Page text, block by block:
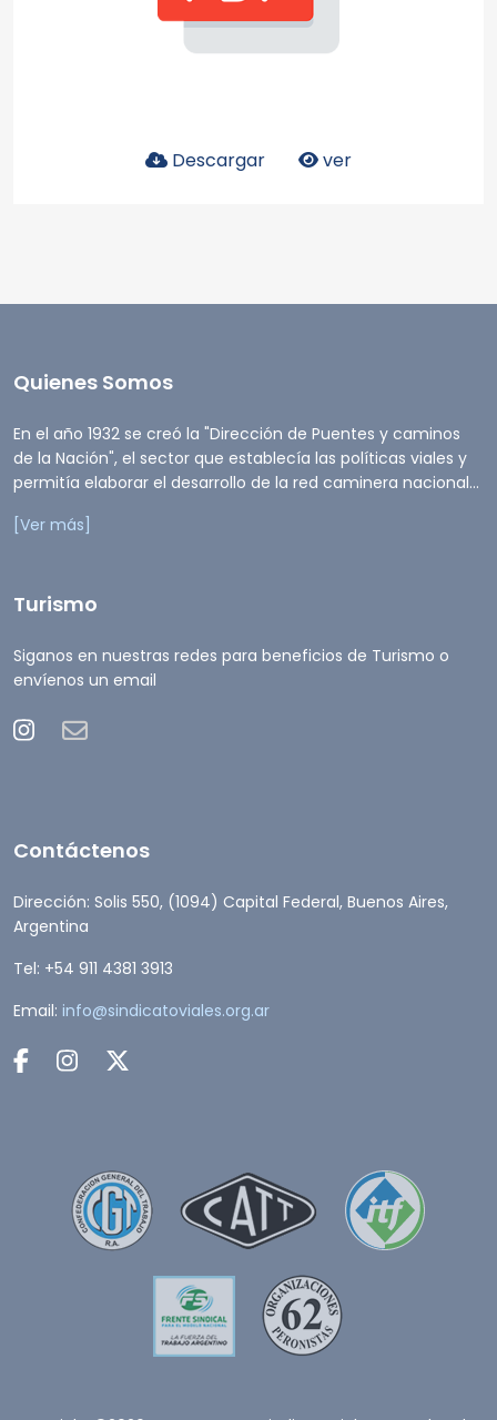
Descargar ver
Quienes Somos
En el año 1932 se creó la "Dirección de Puentes y caminos
de la Nación", el sector que establecía las políticas viales y
permitía elaborar el desarrollo de la red caminera nacional...
[Ver más]
Turismo
Siganos en nuestras redes para beneficios de Turismo o
envíenos un email
Contáctenos
Dirección: Solis 550, (1094) Capital Federal, Buenos Aires,
Argentina
Tel: +54 911 4381 3913
Email: info@sindicatoviales.org.ar